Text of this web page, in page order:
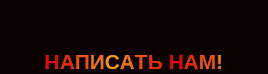
НАПИСАТЬ НАМ!